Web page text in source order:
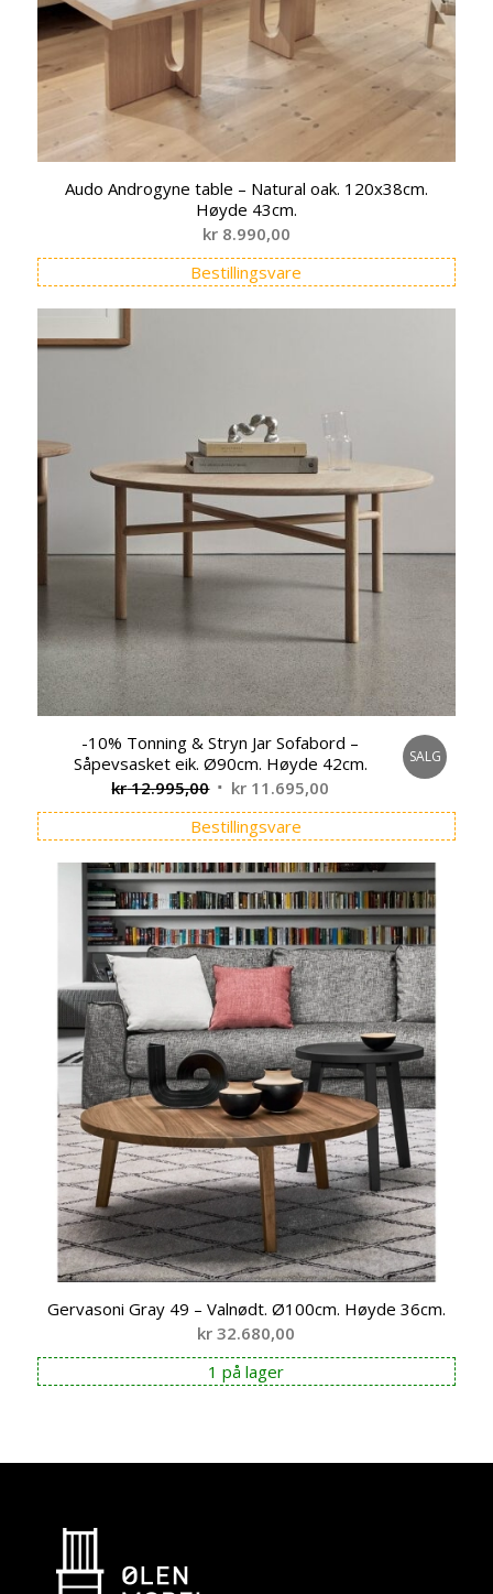
Audo Androgyne table – Natural oak. 120x38cm.
Høyde 43cm.
kr8.990,00
Bestillingsvare
-10% Tonning & Stryn Jar Sofabord –
Såpevsasket eik. Ø90cm. Høyde 42cm.
kr12.995,00 Opprinnelig
pris
var:
kr 12.995,00.
kr 11.695,00
pris
er:
kr 11.695,00.
SALG
Bestillingsvare
Gervasoni Gray 49 – Valnødt. Ø100cm. Høyde 36cm.
kr 32.680,00
1 på lager